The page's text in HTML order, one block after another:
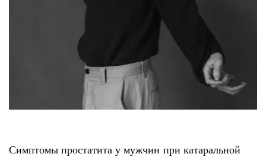
Симптомы простатита у мужчин при катаральной